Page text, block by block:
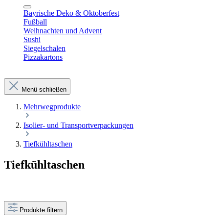
Bayrische Deko & Oktoberfest
Fußball
Weihnachten und Advent
Sushi
Siegelschalen
Pizzakartons
Menü schließen
Mehrwegprodukte
Isolier- und Transportverpackungen
Tiefkühltaschen
Tiefkühltaschen
Produkte filtern